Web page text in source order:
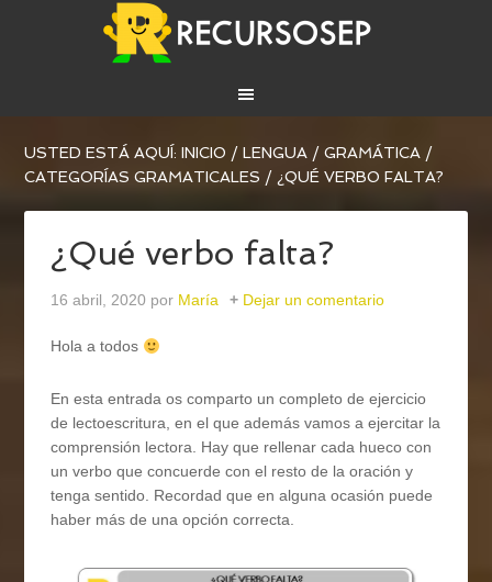
USTED ESTÁ AQUÍ:INICIO / LENGUA / GRAMÁTICA /
CATEGORÍAS GRAMATICALES / ¿QUÉ VERBO FALTA?
¿Qué verbo falta?
16 abril, 2020 por María Dejar un comentario
Hola a todos
En esta entrada os comparto un completo de ejercicio
de lectoescritura, en el que además vamos a ejercitar la
comprensión lectora. Hay que rellenar cada hueco con
un verbo que concuerde con el resto de la oración y
tenga sentido. Recordad que en alguna ocasión puede
haber más de una opción correcta.